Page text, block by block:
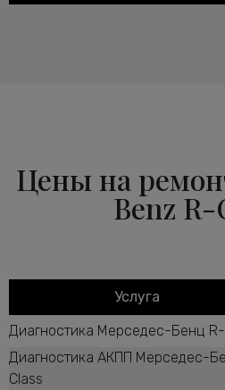
Цены на
Benz R-
Услуга
Диагностика Мерседес-Бенц
Диагностика АКПП Мерседес-
Class